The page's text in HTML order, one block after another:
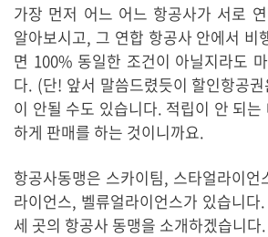
가장 먼저 어느 어느 항공사가 서로
알아보시고, 그 연합 항공사 안에서 비
면 100% 동일한 조건이 아닐지라도
다. (단! 앞서 말씀드렸듯이 할인항공
이 안될 수도 있습니다. 적립이 안 되는
하게 판매를 하는 것이니까요.
항공사동맹은 스카이팀, 스타얼라이언
라이언스, 벨류얼라이언스가 있습니다
세 곳의 항공사 동맹을 소개하겠습니다.